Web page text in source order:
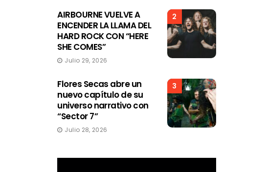
2
AIRBOURNE VUELVE A
ENCENDER LA LLAMA DEL
HARD ROCK CON “HERE
SHE COMES”
Julio 29, 2026
3
Flores Secas abre un
nuevo capítulo de su
universo narrativo con
“Sector 7”
Julio 28, 2026